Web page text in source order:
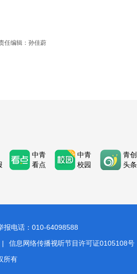
任编辑：孙佳蔚
中青
看点
中青
校园
青创
头条
报电话：010-64098588
|
信息网络传播视听节目许可证0105108号
所有